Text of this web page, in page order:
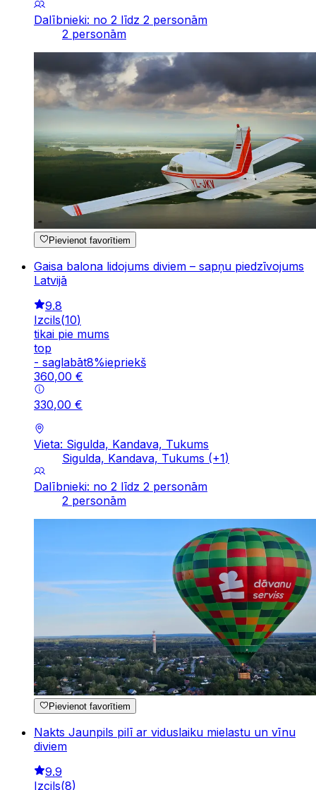
Dalībnieki: no 2 līdz 2 personām
2 personām
Pievienot favorītiem
Gaisa balona lidojums diviem – sapņu piedzīvojums
Latvijā
9.8
Izcils(10)
tikai pie mums
top
- saglabāt8%iepriekš
360,00 €
330,00 €
Vieta: Sigulda, Kandava, Tukums
Sigulda, Kandava, Tukums (+1)
Dalībnieki: no 2 līdz 2 personām
2 personām
Pievienot favorītiem
Nakts Jaunpils pilī ar viduslaiku mielastu un vīnu
diviem
9.9
Izcils(8)